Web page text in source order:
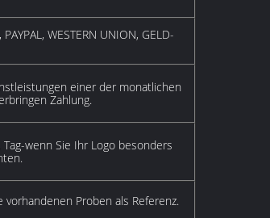
WESTERN UNION, GELD-
einer der monatlichen
Zahlung.
wenn Sie Ihr Logo besonders
vorhandenen Proben als Referenz.